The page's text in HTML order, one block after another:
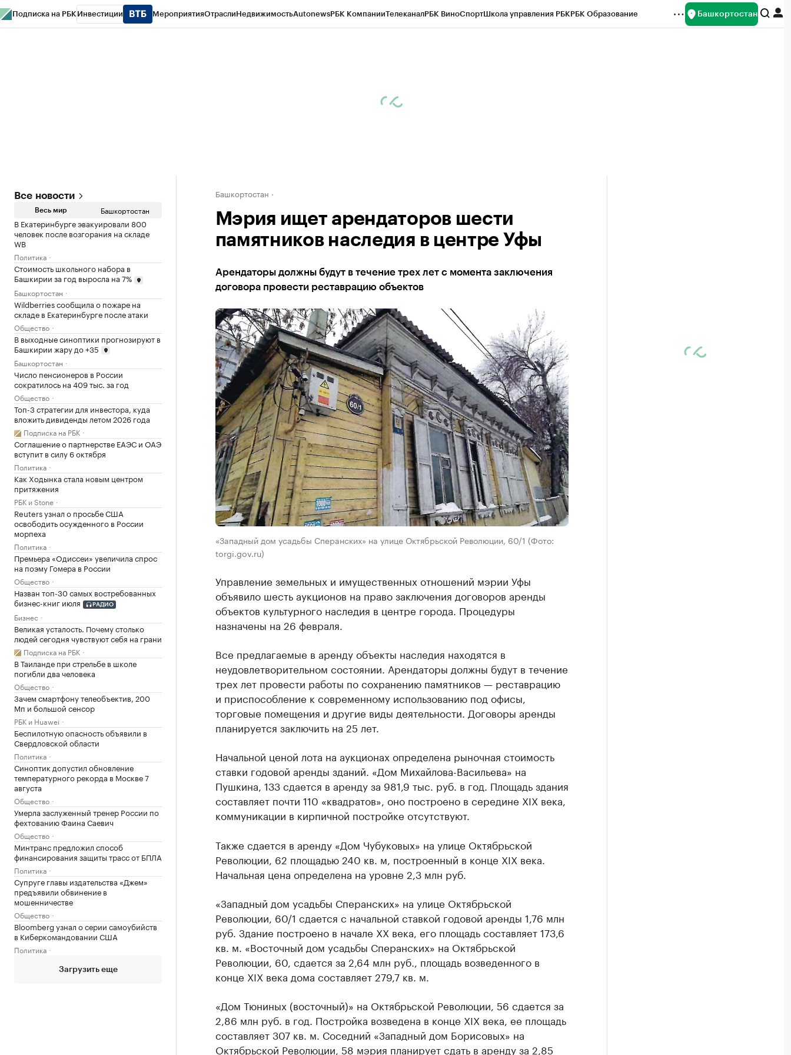
Подписка на РБК Инвестиции МероприятияОтраслиНедвижимостьAutonewsРБК КомпанииТелеканалРБК ВиноСпортШкола управления РБКРБК Образование Башкортостан
Все новости
Весь мир Башкортостан
В Екатеринбурге эвакуировали 800
человек после возгорания на складе
WB
Политика
Стоимость школьного набора в
Башкирии за год выросла на 7%
Башкортостан
Wildberries сообщила о пожаре на
складе в Екатеринбурге после атаки
Общество
В выходные синоптики прогнозируют в
Башкирии жару до +35
Башкортостан
Число пенсионеров в России
сократилось на 409 тыс. за год
Общество
Топ-3 стратегии для инвестора, куда
вложить дивиденды летом 2026 года
Подписка на РБК
Соглашение о партнерстве ЕАЭС и ОАЭ
вступит в силу 6 октября
Политика
Как Ходынка стала новым центром
притяжения
РБК и Stone
Reuters узнал о просьбе США
освободить осужденного в России
морпеха
Политика
Премьера «Одиссеи» увеличила спрос
на поэму Гомера в России
Общество
Назван топ-30 самых востребованных
бизнес-книг июля
РАДИО
Бизнес
Великая усталость. Почему столько
людей сегодня чувствуют себя на грани
Подписка на РБК
В Таиланде при стрельбе в школе
погибли два человека
Общество
Зачем смартфону телеобъектив, 200
Мп и большой сенсор
РБК и Huawei
Беспилотную опасность объявили в
Свердловской области
Политика
Синоптик допустил обновление
температурного рекорда в Москве 7
августа
Общество
Умерла заслуженный тренер России по
фехтованию Фаина Саевич
Общество
Минтранс предложил способ
финансирования защиты трасс от БПЛА
Политика
Супруге главы издательства «Джем»
предъявили обвинение в
мошенничестве
Общество
Bloomberg узнал о серии самоубийств
в Киберкомандовании США
Политика
Загрузить еще
Башкортостан
Мэрия ищет арендаторов шести
памятников наследия в центре Уфы
Арендаторы должны будут в течение трех лет с момента заключения
договора провести реставрацию объектов
«Западный дом усадьбы Сперанских» на улице Октябрьской Революции, 60/1 (Фото:
torgi.gov.ru)
Управление земельных и имущественных отношений мэрии Уфы
объявило шесть аукционов на право заключения договоров аренды
объектов культурного наследия в центре города. Процедуры
назначены на 26 февраля.
Все предлагаемые в аренду объекты наследия находятся в
неудовлетворительном состоянии. Арендаторы должны будут в течение
трех лет провести работы по сохранению памятников — реставрацию
и приспособление к современному использованию под офисы,
торговые помещения и другие виды деятельности. Договоры аренды
планируется заключить на 25 лет.
Начальной ценой лота на аукционах определена рыночная стоимость
ставки годовой аренды зданий. «Дом Михайлова-Васильева» на
Пушкина, 133 сдается в аренду за 981,9 тыс. руб. в год. Площадь здания
составляет почти 110 «квадратов», оно построено в середине XIX века,
коммуникации в кирпичной постройке отсутствуют.
Также сдается в аренду «Дом Чубуковых» на улице Октябрьской
Революции, 62 площадью 240 кв. м, построенный в конце XIX века.
Начальная цена определена на уровне 2,3 млн руб.
«Западный дом усадьбы Сперанских» на улице Октябрьской
Революции, 60/1 сдается с начальной ставкой годовой аренды 1,76 млн
руб. Здание построено в начале XX века, его площадь составляет 173,6
кв. м. «Восточный дом усадьбы Сперанских» на Октябрьской
Революции, 60, сдается за 2,64 млн руб., площадь возведенного в
конце XIX века дома составляет 279,7 кв. м.
«Дом Тюниных (восточный)» на Октябрьской Революции, 56 сдается за
2,86 млн руб. в год. Постройка возведена в конце XIX века, ее площадь
составляет 307 кв. м. Соседний «Западный дом Борисовых» на
Октябрьской Революции, 58 мэрия планирует сдать в аренду за 2,85